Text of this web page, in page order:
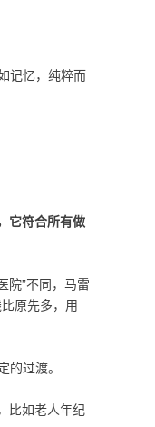
记忆，纯粹而
它符合所有做
院”不同，马雷
原先多，用
过渡。
比如老人年纪